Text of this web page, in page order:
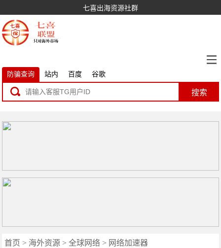
七喜出海资源社群
防骗查询 站内 百度 谷歌
搜索
首页 > 海外资源 >全球网络 > 网络加速器